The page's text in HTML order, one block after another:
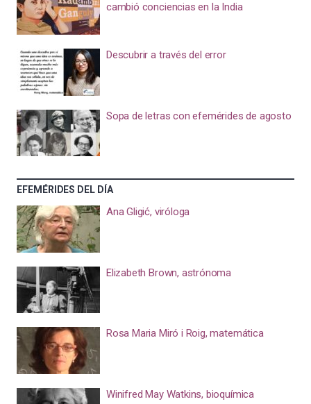
cambió conciencias en la India
Descubrir a través del error
Sopa de letras con efemérides de agosto
EFEMÉRIDES DEL DÍA
Ana Gligić, viróloga
Elizabeth Brown, astrónoma
Rosa Maria Miró i Roig, matemática
Winifred May Watkins, bioquímica